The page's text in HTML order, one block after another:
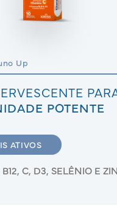
Up
POTENTE
ATIVOS
C, D3, SELÊNIO E